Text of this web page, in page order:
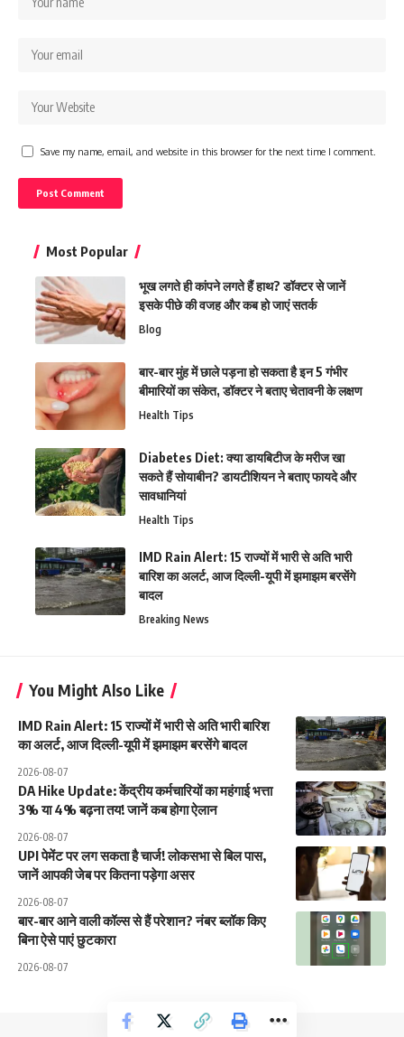
Save my name, email, and website in this browser for the next time I comment.
Most Popular
भूख लगते ही कांपने लगते हैं हाथ? डॉक्टर से जानें
इसके पीछे की वजह और कब हो जाएं सतर्क
Blog
बार-बार मुंह में छाले पड़ना हो सकता है इन 5 गंभीर
बीमारियों का संकेत, डॉक्टर ने बताए चेतावनी के लक्षण
Health Tips
Diabetes Diet: क्या डायबिटीज के मरीज खा
सकते हैं सोयाबीन? डायटीशियन ने बताए फायदे और
सावधानियां
Health Tips
IMD Rain Alert: 15 राज्यों में भारी से अति भारी
बारिश का अलर्ट, आज दिल्ली-यूपी में झमाझम बरसेंगे
बादल
Breaking News
You Might Also Like
IMD Rain Alert: 15 राज्यों में भारी से अति भारी बारिश
का अलर्ट, आज दिल्ली-यूपी में झमाझम बरसेंगे बादल
2026-08-07
DA Hike Update: केंद्रीय कर्मचारियों का महंगाई भत्ता
3% या 4% बढ़ना तय! जानें कब होगा ऐलान
2026-08-07
UPI पेमेंट पर लग सकता है चार्ज! लोकसभा से बिल पास,
जानें आपकी जेब पर कितना पड़ेगा असर
2026-08-07
बार-बार आने वाली कॉल्स से हैं परेशान? नंबर ब्लॉक किए
बिना ऐसे पाएं छुटकारा
2026-08-07